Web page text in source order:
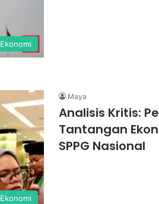
Ekonomi
Ekonomi
Maya
Analisis Kritis:
Tantangan
SPPG Nasional